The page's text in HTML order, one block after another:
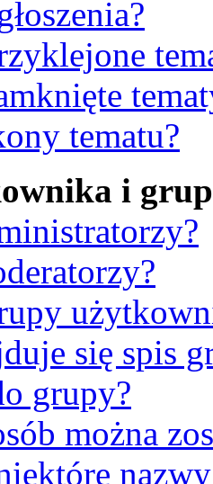
tematu?
i
się spis
grupy?
można